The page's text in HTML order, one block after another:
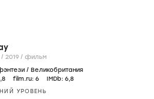
Yesterday / 2019 / фильм
/ Великобритания
,8 film.ru: 6 IMDb: 6,8
УРОВЕНЬ